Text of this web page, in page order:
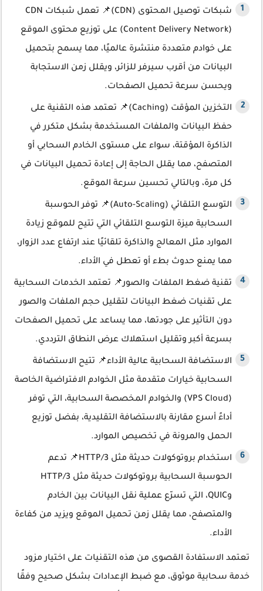
شبكات توصيل المحتوى (CDN)📌 تعمل شبكات CDN
(Content Delivery Network) على توزيع محتوى الموقع
على خوادم متعددة منتشرة عالميًا، مما يسمح بتحميل
البيانات من أقرب سيرفر للزائر، ويقلل زمن الاستجابة
ويحسن سرعة تحميل الصفحات.
التخزين المؤقت (Caching)📌 تعتمد هذه التقنية على
حفظ البيانات والملفات المستخدمة بشكل متكرر في
الذاكرة المؤقتة، سواء على مستوى الخادم السحابي أو
المتصفح، مما يقلل الحاجة إلى إعادة تحميل البيانات في
كل مرة، وبالتالي تحسين سرعة الموقع.
التوسع التلقائي (Auto-Scaling)📌 توفر الحوسبة
السحابية ميزة التوسع التلقائي التي تتيح للموقع زيادة
الموارد مثل المعالج والذاكرة تلقائيًا عند ارتفاع عدد الزوار،
مما يمنع حدوث بطء أو تعطل في الأداء.
تقنية ضغط الملفات والصور📌 تعتمد الخدمات السحابية
على تقنيات ضغط البيانات لتقليل حجم الملفات والصور
دون التأثير على جودتها، مما يساعد على تحميل الصفحات
بسرعة أكبر وتقليل استهلاك عرض النطاق الترددي.
الاستضافة السحابية عالية الأداء📌 تتيح الاستضافة
السحابية خيارات متقدمة مثل الخوادم الافتراضية الخاصة
(VPS Cloud) والخوادم المخصصة السحابية، التي توفر
أداءً أسرع مقارنة بالاستضافة التقليدية، بفضل توزيع
الحمل والمرونة في تخصيص الموارد.
استخدام بروتوكولات حديثة مثل HTTP/3📌 تدعم
الحوسبة السحابية بروتوكولات حديثة مثل HTTP/3
وQUIC، التي تسرّع عملية نقل البيانات بين الخادم
والمتصفح، مما يقلل زمن تحميل الموقع ويزيد من كفاءة
الأداء.
تعتمد الاستفادة القصوى من هذه التقنيات على اختيار مزود
خدمة سحابية موثوق، مع ضبط الإعدادات بشكل صحيح وفقًا